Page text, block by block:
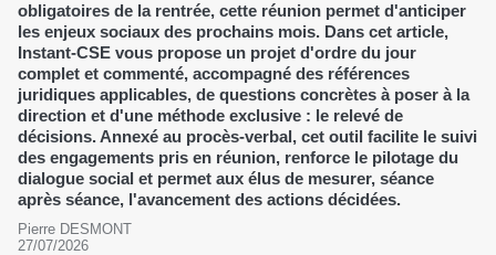
obligatoires de la rentrée, cette réunion permet d'anticiper
les enjeux sociaux des prochains mois. Dans cet article,
Instant-CSE vous propose un projet d'ordre du jour
complet et commenté, accompagné des références
juridiques applicables, de questions concrètes à poser à la
direction et d'une méthode exclusive : le relevé de
décisions. Annexé au procès-verbal, cet outil facilite le suivi
des engagements pris en réunion, renforce le pilotage du
dialogue social et permet aux élus de mesurer, séance
après séance, l'avancement des actions décidées.
Pierre DESMONT
27/07/2026